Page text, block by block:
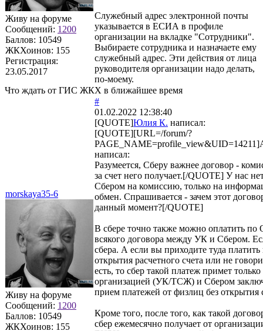
Живу на форуме
Сообщений: 1200
Баллов: 10549
ЖКХоинов: 155
Регистрация:
23.05.2017
Служебный адрес электронной почты
указывается в ЕСИА в профиле
организации на вкладке "Сотрудники".
Выбираете сотрудника и назначаете ему
служебный адрес. Эти действия от лица
руководителя организации надо делать,
по-моему.
Что ждать от ГИС ЖКХ в ближайшее время
morskaya35-6
Живу на форуме
Сообщений: 1200
Баллов: 10549
ЖКХоинов: 155
#
01.02.2022 12:38:40
[QUOTE]Юлия К. написал:
[QUOTE][URL=/forum/?
написал:
Разумеется, Сберу важнее договор -
за счет него получает.[/QUOTE] У нас
Сбером на комиссию, только на
обмен. Спрашивается - зачем этот
данный момент?[/QUOTE]
В сбере точно также можно оплатить по
всякого договора между УК и Сбером.
сбера. А если вы приходите туда платить
открытия расчетного счета или не
есть, то сбер такой платеж примет
организацией (УК/ТСЖ) и Сбером
прием платежей от физлиц без открытия
Кроме того, после того, как такой
сбер ежемесячно получает от